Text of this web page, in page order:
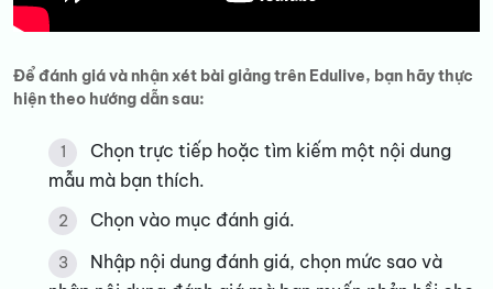
Để đánh giá và nhận xét bài giảng trên Edulive, bạn hãy thực
hiện theo hướng dẫn sau:
Chọn trực tiếp hoặc tìm kiếm một nội dung
mẫu mà bạn thích.
Chọn vào mục đánh giá.
Nhập nội dung đánh giá, chọn mức sao và